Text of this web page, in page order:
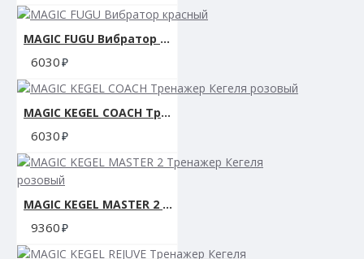
MAGIC FUGU Вибратор красный
6030
MAGIC KEGEL COACH Тренажер Кегеля розовый
6030
MAGIC KEGEL MASTER 2 Тренажер Кегеля розовый
9360